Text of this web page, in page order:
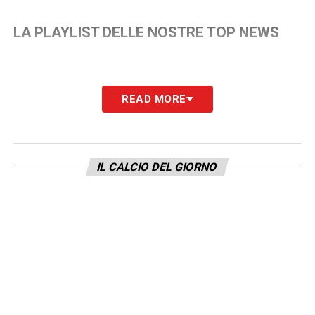
LA PLAYLIST DELLE NOSTRE TOP NEWS
READ MORE
IL CALCIO DEL GIORNO